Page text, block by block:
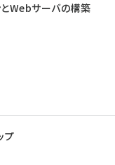
とWebサーバの構築
プ